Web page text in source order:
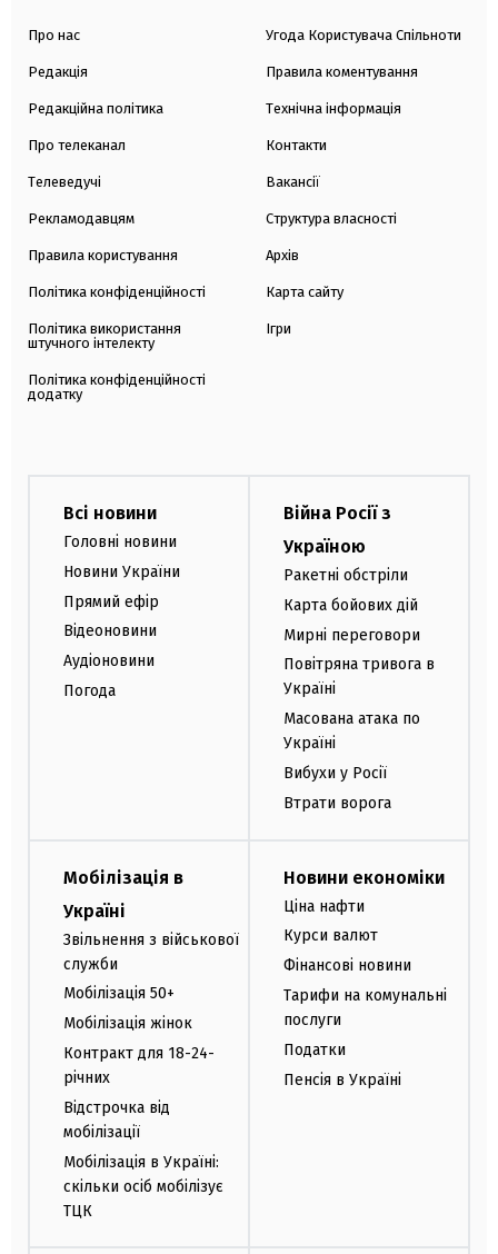
Про нас
Редакція
Редакційна політика
Про телеканал
Телеведучі
Рекламодавцям
Правила користування
Політика конфіденційності
Політика використання
штучного інтелекту
Політика конфіденційності
додатку
Угода Користувача Спільноти
Правила коментування
Технічна інформація
Контакти
Вакансії
Структура власності
Архів
Карта сайту
Ігри
Всі новини
Головні новини
Новини України
Прямий ефір
Відеоновини
Аудіоновини
Погода
Війна Росії з
Україною
Ракетні обстріли
Карта бойових дій
Мирні переговори
Повітряна тривога в
Україні
Масована атака по
Україні
Вибухи у Росії
Втрати ворога
Мобілізація в
Україні
Звільнення з військової
служби
Мобілізація 50+
Мобілізація жінок
Контракт для 18-24-
річних
Відстрочка від
мобілізації
Мобілізація в Україні:
скільки осіб мобілізує
ТЦК
Новини економіки
Ціна нафти
Курси валют
Фінансові новини
Тарифи на комунальні
послуги
Податки
Пенсія в Україні